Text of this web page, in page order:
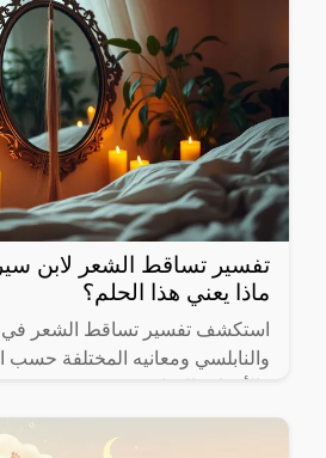
تفسير تساقط الشعر لابن
ماذا يعني هذا الحلم؟
استكشف تفسير تساقط الشعر في
والنابلسي ومعانيه المختلفة حسب